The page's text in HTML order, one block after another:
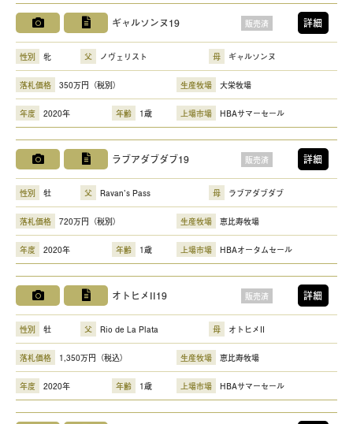
ギャルソンヌ19 販売済 詳細
性別 牝 父 ノヴェリスト 母 ギャルソンヌ
落札価格 350万円（税別） 生産牧場 大栄牧場
年度 2020年 年齢 1歳 上場市場 HBAサマーセール
ラブアダブダブ19 販売済 詳細
性別 牡 父 Ravan's Pass 母 ラブアダブダブ
落札価格 720万円（税別） 生産牧場 恵比寿牧場
年度 2020年 年齢 1歳 上場市場 HBAオータムセール
オトヒメII19 販売済 詳細
性別 牡 父 Rio de La Plata 母 オトヒメII
落札価格 1,350万円（税込） 生産牧場 恵比寿牧場
年度 2020年 年齢 1歳 上場市場 HBAサマーセール